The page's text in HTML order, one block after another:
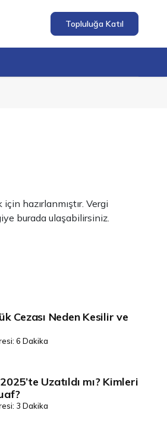
Topluluğa Katıl
hazırlanmıştır. Vergi
burada ulaşabilirsiniz.
Cezası Neden Kesilir ve
6 Dakika
Uzatıldı mı? Kimleri
3 Dakika